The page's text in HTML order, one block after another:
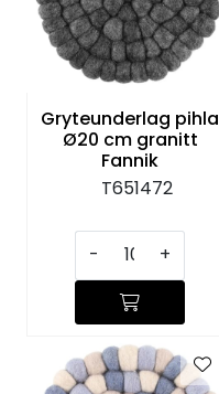
Gryteunderlag pihla
Ø20 cm granitt
Fannik
T651472
- +